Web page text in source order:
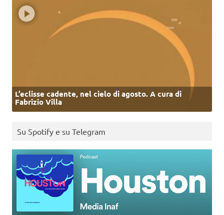
L’eclisse cadente, nel cielo di agosto. A cura di
Fabrizio Villa
Su Spotify e su Telegram